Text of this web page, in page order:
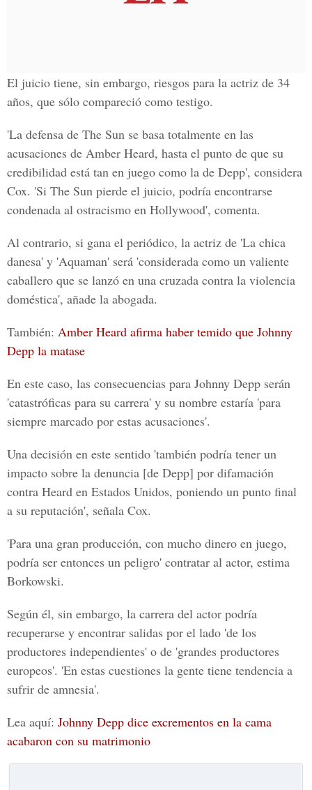
El juicio tiene, sin embargo, riesgos para la actriz de 34
años, que sólo compareció como testigo.
'La defensa de The Sun se basa totalmente en las
acusaciones de Amber Heard, hasta el punto de que su
credibilidad está tan en juego como la de Depp', considera
Cox. 'Si The Sun pierde el juicio, podría encontrarse
condenada al ostracismo en Hollywood', comenta.
Al contrario, si gana el periódico, la actriz de 'La chica
danesa' y 'Aquaman' será 'considerada como un valiente
caballero que se lanzó en una cruzada contra la violencia
doméstica', añade la abogada.
También: Amber Heard afirma haber temido que Johnny
Depp la matase
En este caso, las consecuencias para Johnny Depp serán
'catastróficas para su carrera' y su nombre estaría 'para
siempre marcado por estas acusaciones'.
Una decisión en este sentido 'también podría tener un
impacto sobre la denuncia [de Depp] por difamación
contra Heard en Estados Unidos, poniendo un punto final
a su reputación', señala Cox.
'Para una gran producción, con mucho dinero en juego,
podría ser entonces un peligro' contratar al actor, estima
Borkowski.
Según él, sin embargo, la carrera del actor podría
recuperarse y encontrar salidas por el lado 'de los
productores independientes' o de 'grandes productores
europeos'. 'En estas cuestiones la gente tiene tendencia a
sufrir de amnesia'.
Lea aquí: Johnny Depp dice excrementos en la cama
acabaron con su matrimonio